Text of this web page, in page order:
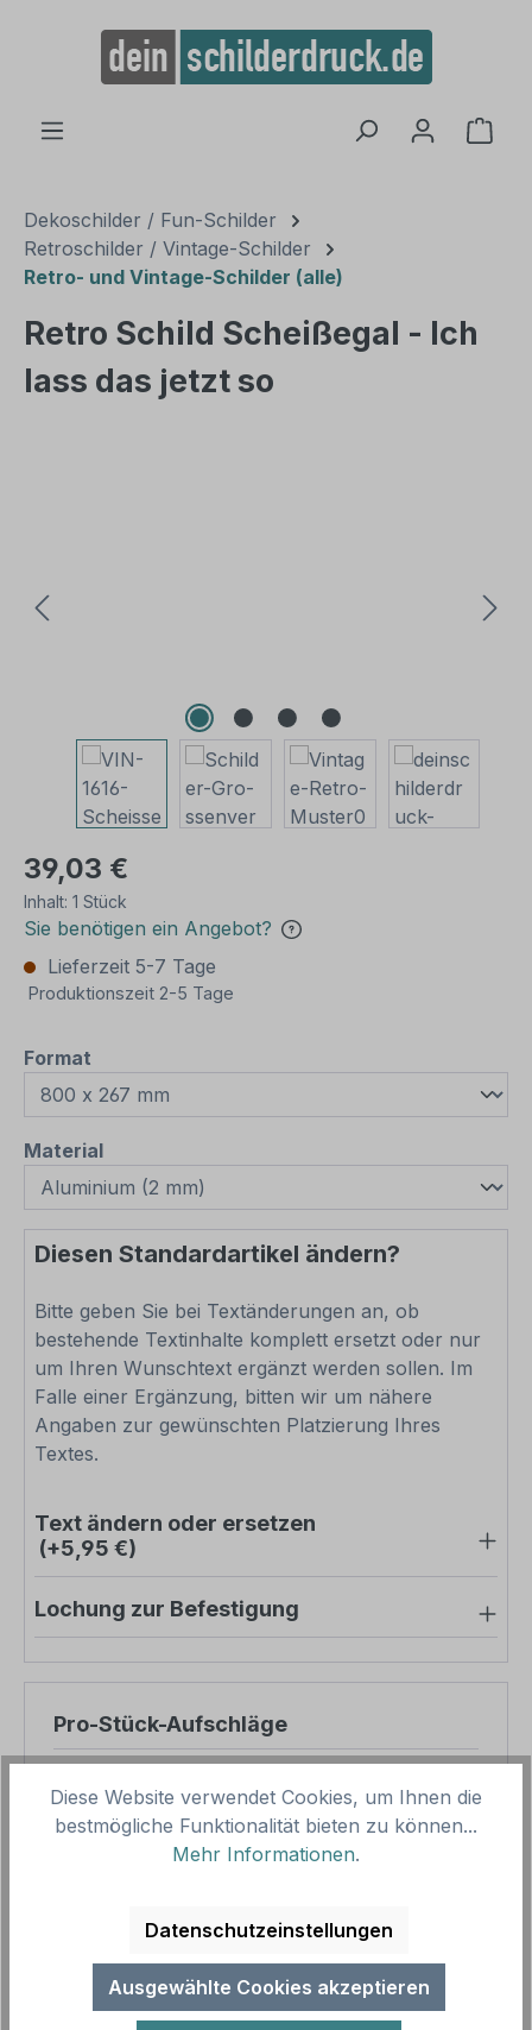
springen
Dekoschilder / Fun-Schilder
Retroschilder / Vintage-Schilder
Retro- und Vintage-Schilder (alle)
Retro Schild Scheißegal - Ich
lass das jetzt so
39,03 €
Inhalt: 1 Stück
Sie benötigen ein Angebot?
Lieferzeit 5-7 Tage
Produktionszeit 2-5 Tage
Format
Materialauswählen
Diesen Standardartikel ändern?
Bitte geben Sie bei Textänderungen an, ob
bestehende Textinhalte komplett ersetzt oder nur
um Ihren Wunschtext ergänzt werden sollen. Im
Falle einer Ergänzung, bitten wir um nähere
Angaben zur gewünschten Platzierung Ihres
Textes.
Text ändern oder ersetzen
(+5,95 €)
Lochung zur Befestigung
Pro-Stück-Aufschläge
Zwischensumme
39,03 €
Gesamtpreis
Preise inkl. MwSt. zzgl. Versandkosten
Aufgrund von Neuberechnungen im Warenkorb sind
abweichende Endpreise möglich.
Diese Website verwendet Cookies, um Ihnen die
bestmögliche Funktionalität bieten zu können...
Mehr Informationen.
Datenschutzeinstellungen
Ausgewählte Cookies akzeptieren